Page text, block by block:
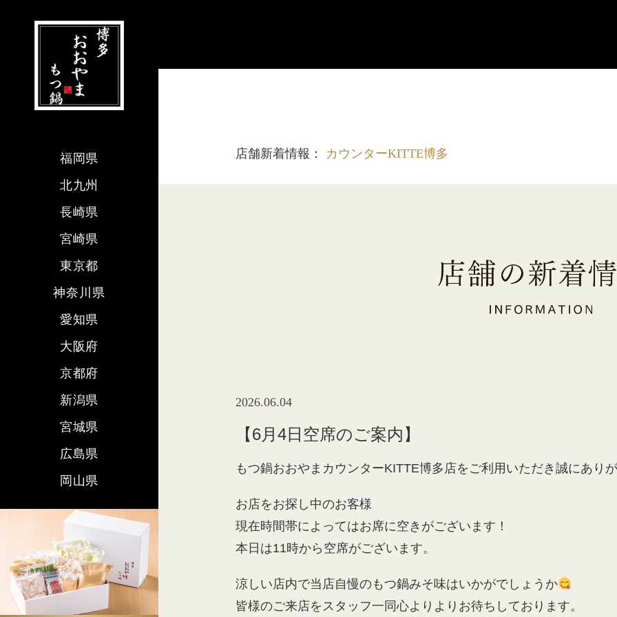
店舗新着情報： カウンターKITTE博多
2026.06.04
【6月4日空席のご案内】
もつ鍋おおやまカウンターKITTE博多店をご利用いただき誠にあり
お店をお探し中のお客様
現在時間帯によってはお席に空きがございます！
本日は11時から空席がございます。
涼しい店内で当店自慢のもつ鍋みそ味はいかがでしょうか
皆様のご来店をスタッフ一同心よりよりお待ちしております。
福岡県
北九州
長崎県
宮崎県
東京都
神奈川県
愛知県
大阪府
京都府
新潟県
宮城県
広島県
岡山県